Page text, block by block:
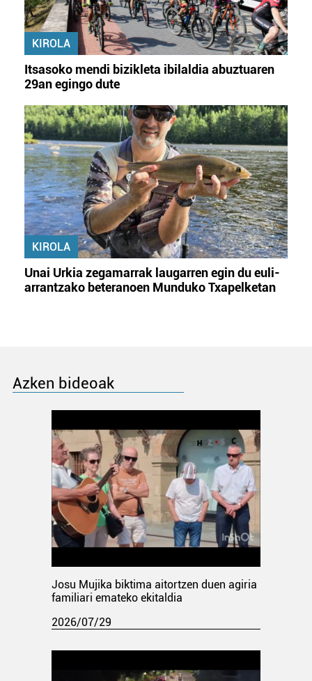
KIROLA
Itsasoko mendi bizikleta ibilaldia abuztuaren
29an egingo dute
KIROLA
Unai Urkia zegamarrak laugarren egin du euli-
arrantzako beteranoen Munduko Txapelketan
Azken bideoak
Josu Mujika biktima aitortzen duen agiria
familiari emateko ekitaldia
2026/07/29